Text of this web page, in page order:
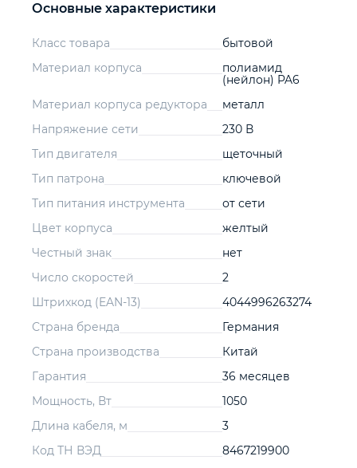
Основные характеристики
Класс товара
бытовой
Материал корпуса
полиамид
(нейлон) PA6
Материал корпуса редуктора
металл
Напряжение сети
230 В
Тип двигателя
щеточный
Тип патрона
ключевой
Тип питания инструмента
от сети
Цвет корпуса
желтый
Честный знак
нет
Число скоростей
2
Штрихкод (EAN-13)
4044996263274
Страна бренда
Германия
Страна производства
Китай
Гарантия
36 месяцев
Мощность, Вт
1050
Длина кабеля, м
3
Код ТН ВЭД
8467219900